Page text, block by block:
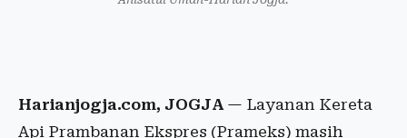
Harianjogja.com, JOGJA— Layanan Kereta
Api Prambanan Ekspres (Prameks) masih